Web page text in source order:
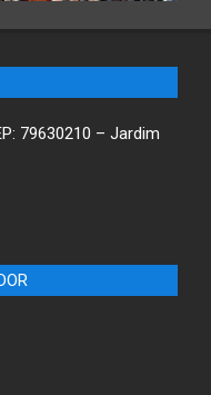
79630210 – Jardim